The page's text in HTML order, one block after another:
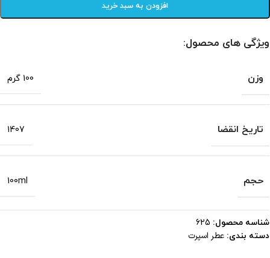
افزودن به سبد خرید
ویژگی های محصول:
وزن 100 گرم
تاریخ انقضا 1407
حجم 100ml
شناسه محصول: 625
دسته بندی: عطر اسپرت